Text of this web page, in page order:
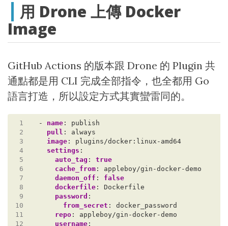
用 Drone 上傳 Docker
Image
GitHub Actions 的版本跟 Drone 的 Plugin 共
通點都是用 CLI 完成全部指令，也全都用 Go
語言打造，所以設定方式其實蠻雷同的。
1
2
3
4
5
6
7
8
9
10
11
12
- name:
publish
pull :
always
image:
plugins/docker:linux-amd64
settings :
auto_tag :
true
cache_from:
appleboy/gin-docker-demo
daemon_off :
false
dockerfile:
Dockerfile
password :
from_secret :
docker_password
repo:
appleboy/gin-docker-demo
username: